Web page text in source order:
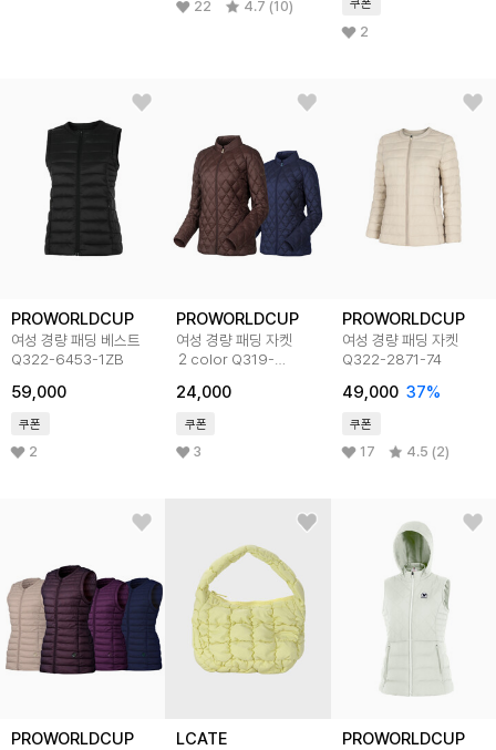
22 4.7 (10) 쿠폰
2
PROWORLDCUP
여성 경량 패딩 베스트
Q322-6453-1ZB
59,000
쿠폰
2
PROWORLDCUP
여성 경량 패딩 자켓
２color Q319-
24,000
쿠폰
3
PROWORLDCUP
여성 경량 패딩 자켓
Q322-2871-74
49,000 37%
쿠폰
17 4.5 (2)
PROWORLDCUP LCATE PROWORLDCUP